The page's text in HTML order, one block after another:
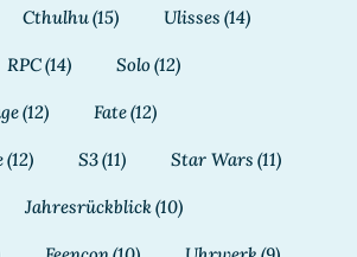
Cthulhu(15) Ulisses (14)
RPC(14) Solo(12)
(12) Fate(12)
(12) S3(11) Star Wars (11)
Jahresrückblick(10)